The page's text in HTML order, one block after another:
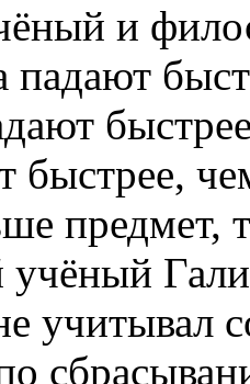
и
падают
быстрее,
предмет,
учёный
учитывал